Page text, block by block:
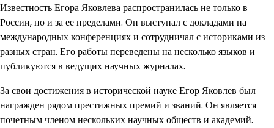
Известность Егора Яковлева распространилась не только в
России, но и за ее пределами. Он выступал с докладами на
международных конференциях и сотрудничал с историками из
разных стран. Его работы переведены на несколько языков и
публикуются в ведущих научных журналах.
За свои достижения в исторической науке Егор Яковлев был
награжден рядом престижных премий и званий. Он является
почетным членом нескольких научных обществ и академий.